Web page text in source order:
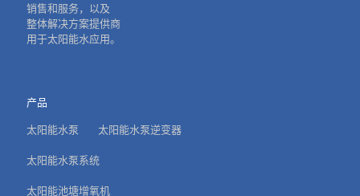
销售和服务，以及
整体解决方案提供商
用于太阳能水应用。
产品
太阳能水泵 太阳能水泵逆变器
太阳能水泵系统
太阳能池塘增氧机